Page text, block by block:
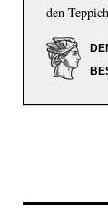
den